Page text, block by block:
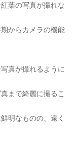
葉の写真が撮れな
からカメラの機能
真が撮れるように
まで綺麗に撮るこ
明なものの、遠く